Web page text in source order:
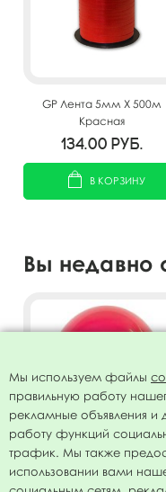
GP Лента 5мм X 500м
Красная
134.00 руб.
В КОРЗИНУ
Вы недавно
Воздушный шар 12"/
Мы используем файлы
правильную работу
рекламные объявления и
работу функций
трафик. Мы также
использовании вами